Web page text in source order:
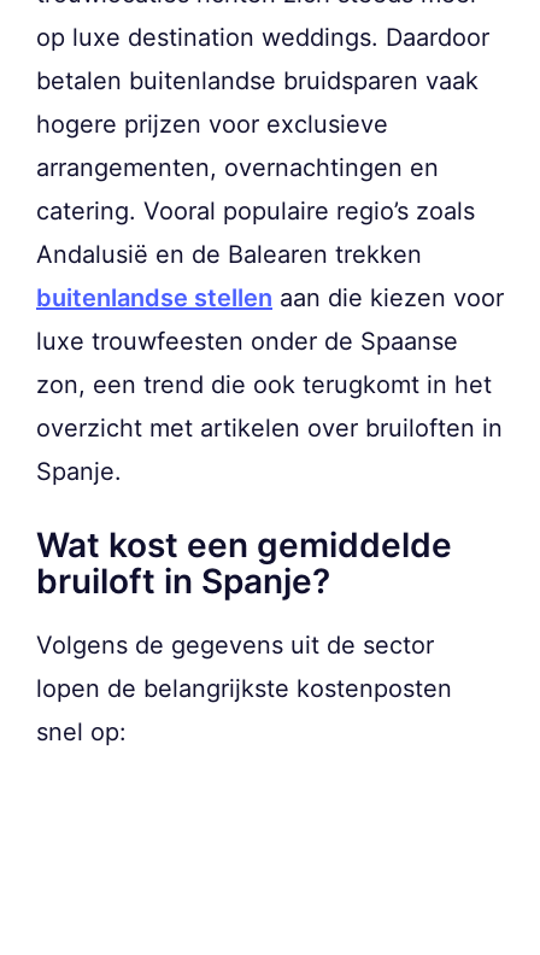
op luxe destination weddings. Daardoor
betalen buitenlandse bruidsparen vaak
hogere prijzen voor exclusieve
arrangementen, overnachtingen en
catering. Vooral populaire regio’s zoals
Andalusië en de Balearen trekken
buitenlandse stellen aan die kiezen voor
luxe trouwfeesten onder de Spaanse
zon, een trend die ook terugkomt in het
overzicht met artikelen over bruiloften in
Spanje.
Wat kost een gemiddelde
bruiloft in Spanje?
Volgens de gegevens uit de sector
lopen de belangrijkste kostenposten
snel op: